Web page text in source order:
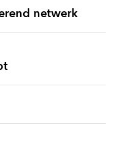
netwerk